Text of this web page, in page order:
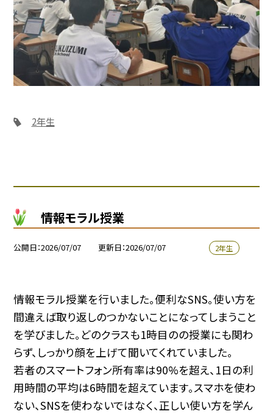
2年生
情報モラル授業
公開日 2026/07/07 更新日 2026/07/07 2年生
情報モラル授業を行いました。便利なSNS。使い方を
間違えば取り返しのつかないことになってしまうこと
を学びました。どのクラスも1時目のの授業にも関わ
らず、しっかり顔を上げて聞いてくれていました。
若者のスマートフォン所有率は90%を超え、1日の利
用時間の平均は6時間を超えています。スマホを使わ
ない、SNSを使わないではなく、正しい使い方を学ん